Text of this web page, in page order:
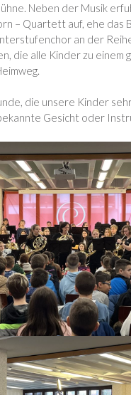
Neben der Musik
– Quartett auf, ehe das
an der
die alle Kinder zu einem
die unsere Kinder
Gesicht oder